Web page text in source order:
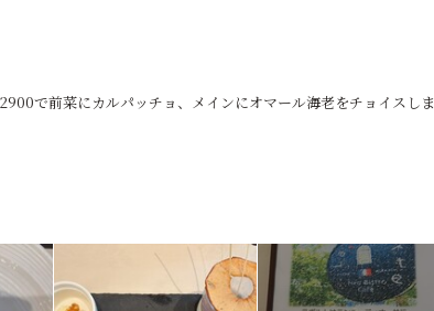
で前菜にカルパッチョ、メインにオマール海老をチョイスしま